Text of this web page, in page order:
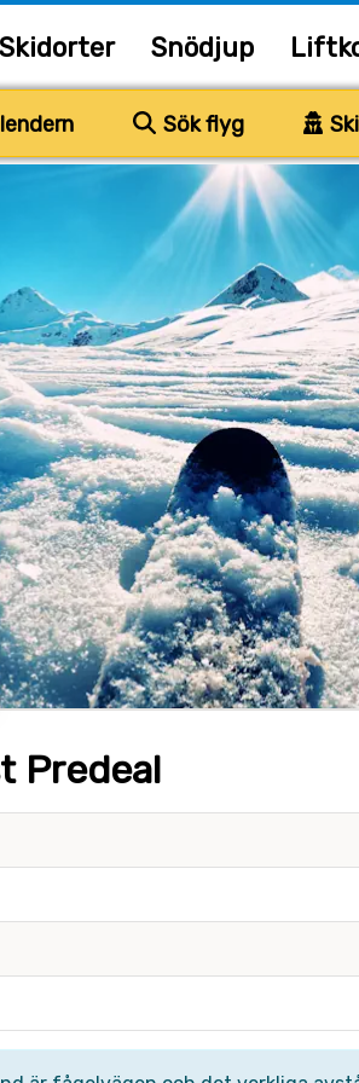
Skidorter Snödjup
Sök flyg
Predeal